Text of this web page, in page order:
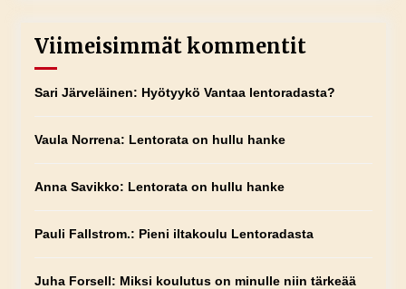
Viimeisimmät kommentit
Sari Järveläinen: Hyötyykö Vantaa lentoradasta?
Vaula Norrena: Lentorata on hullu hanke
Anna Savikko: Lentorata on hullu hanke
Pauli Fallstrom.: Pieni iltakoulu Lentoradasta
Juha Forsell: Miksi koulutus on minulle niin tärkeää